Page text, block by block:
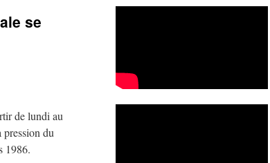
se
de lundi au
pression du
1986.